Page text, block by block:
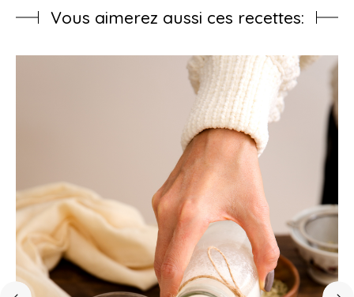
Vous aimerez aussi ces recettes: